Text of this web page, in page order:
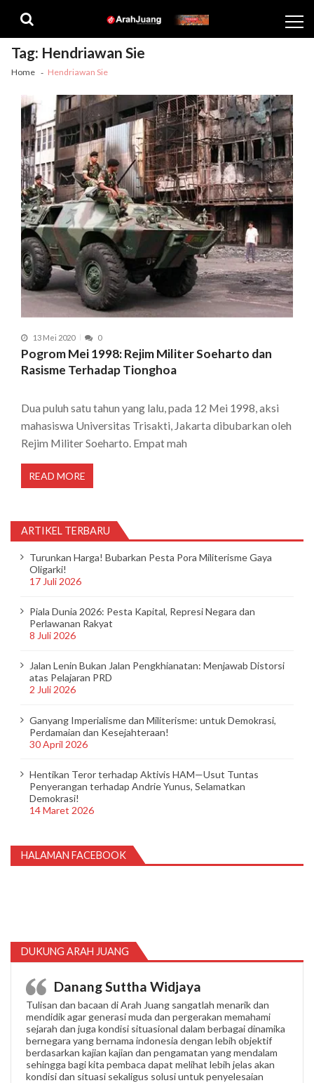
navigation
content
Tag: Hendriawan Sie
Home Hendriawan Sie
13 Mei 2020 0
Pogrom Mei 1998: Rejim Militer Soeharto dan
Rasisme Terhadap Tionghoa
Dua puluh satu tahun yang lalu, pada 12 Mei 1998, aksi
mahasiswa Universitas Trisakti, Jakarta dibubarkan oleh
Rejim Militer Soeharto. Empat mah
READ MORE
ARTIKEL TERBARU
Turunkan Harga! Bubarkan Pesta Pora Militerisme Gaya
Oligarki!
17 Juli 2026
Piala Dunia 2026: Pesta Kapital, Represi Negara dan
Perlawanan Rakyat
8 Juli 2026
Jalan Lenin Bukan Jalan Pengkhianatan: Menjawab Distorsi
atas Pelajaran PRD
2 Juli 2026
Ganyang Imperialisme dan Militerisme: untuk Demokrasi,
Perdamaian dan Kesejahteraan!
30 April 2026
Hentikan Teror terhadap Aktivis HAM—Usut Tuntas
Penyerangan terhadap Andrie Yunus, Selamatkan
Demokrasi!
14 Maret 2026
HALAMAN FACEBOOK
DUKUNG ARAH JUANG
Danang Suttha Widjaya
Tulisan dan bacaan di Arah Juang sangatlah menarik dan
mendidik agar generasi muda dan pergerakan memahami
sejarah dan juga kondisi situasional dalam berbagai dinamika
bernegara yang bernama indonesia dengan lebih objektif
berdasarkan kajian kajian dan pengamatan yang mendalam
sehingga bagi kita pembaca dapat melihat lebih jelas akan
kondisi dan situasi sekaligus solusi untuk penyelesaian